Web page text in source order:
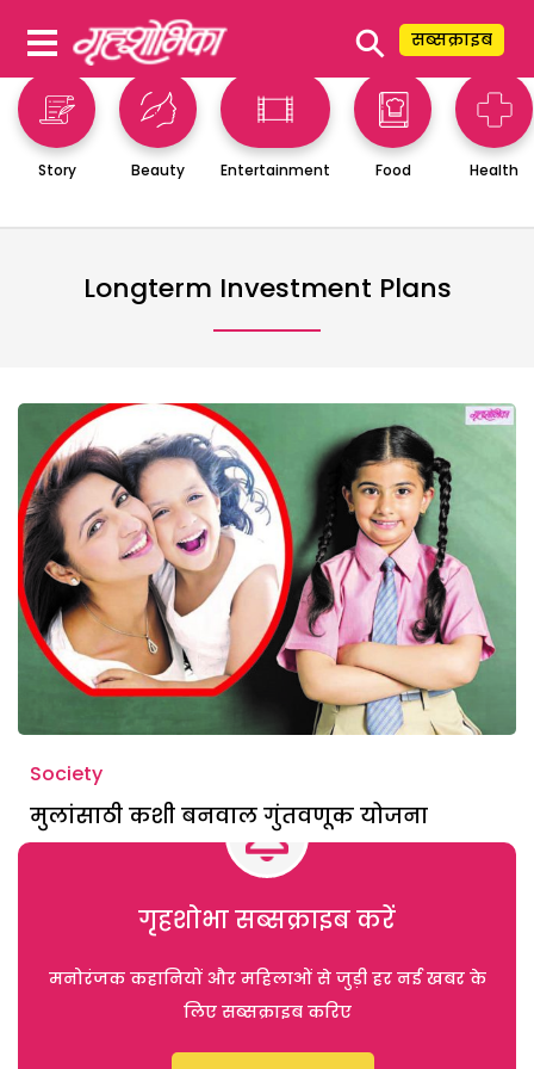
⚲ सब्सक्राइब
Story Beauty Entertainment Food Health
Longterm Investment Plans
Society
मुलांसाठी कशी बनवाल गुंतवणूक योजना
गृहशोभा सब्सक्राइब करें
मनोरंजक कहानियों और महिलाओं से जुड़ी हर नई खबर के
लिए सब्सक्राइब करिए